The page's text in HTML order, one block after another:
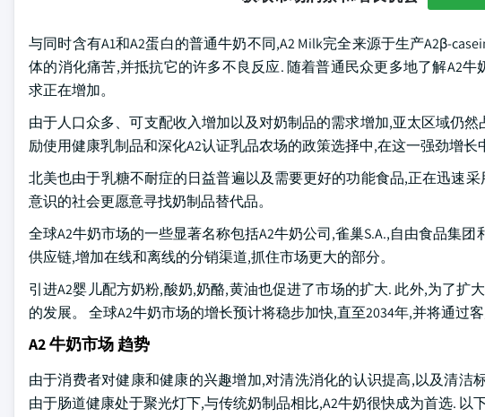
与同时含有A1和A2蛋白的普通牛奶不同,A2 Milk完全来源于生产A2β-
体的消化痛苦,并抵抗它的许多不良反应. 随着普通民众更多地了解A2
求正在增加。
由于人口众多、可支配收入增加以及对奶制品的需求增加,亚太区域仍
励使用健康乳制品和深化A2认证乳品农场的政策选择中,在这一强劲增长
北美也由于乳糖不耐症的日益普遍以及需要更好的功能食品,正在迅速
意识的社会更愿意寻找奶制品替代品。
全球A2牛奶市场的一些显著名称包括A2牛奶公司,雀巢S.A.,自由食品集
供应链,增加在线和离线的分销渠道,抓住市场更大的部分。
引进A2婴儿配方奶粉,酸奶,奶酪,黄油也促进了市场的扩大. 此外,为了扩
的发展。 全球A2牛奶市场的增长预计将稳步加快,直至2034年,并将通过
A2 牛奶市场 趋势
由于消费者对健康和健康的兴趣增加,对清洗消化的认识提高,以及清洁
由于肠道健康处于聚光灯下,与传统奶制品相比,A2牛奶很快成为首选. 以